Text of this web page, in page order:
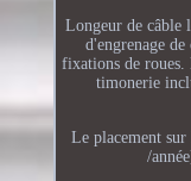
Longeur de câble
d'engrenage
fixations de roues.
timonerie
Le placement
/